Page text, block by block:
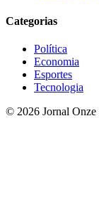
Categorias
Política
Economia
Esportes
Tecnologia
© 2026 Jornal Onze